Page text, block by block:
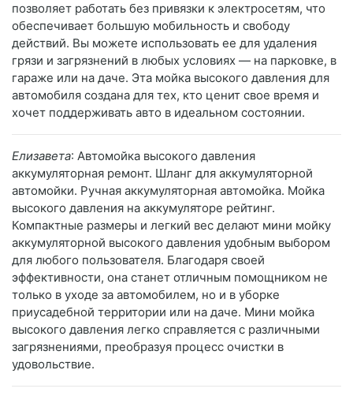
позволяет работать без привязки к электросетям, что
обеспечивает большую мобильность и свободу
действий. Вы можете использовать ее для удаления
грязи и загрязнений в любых условиях — на парковке, в
гараже или на даче. Эта мойка высокого давления для
автомобиля создана для тех, кто ценит свое время и
хочет поддерживать авто в идеальном состоянии.
Елизавета: Автомойка высокого давления
аккумуляторная ремонт. Шланг для аккумуляторной
автомойки. Ручная аккумуляторная автомойка. Мойка
высокого давления на аккумуляторе рейтинг.
Компактные размеры и легкий вес делают мини мойку
аккумуляторной высокого давления удобным выбором
для любого пользователя. Благодаря своей
эффективности, она станет отличным помощником не
только в уходе за автомобилем, но и в уборке
приусадебной территории или на даче. Мини мойка
высокого давления легко справляется с различными
загрязнениями, преобразуя процесс очистки в
удовольствие.